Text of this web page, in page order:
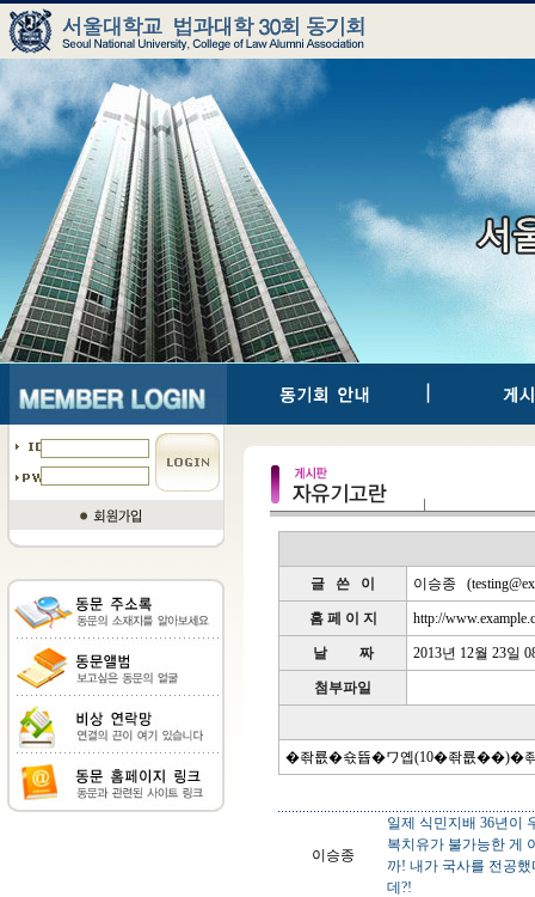
글 쓴 이 이승종 (
홈 페 이 지 http://
날 짜 2013년 12월 23일
첨부파일
�좎룞�쇿뜝�ワ옙(10�좎룞��)�
이승종
일제 식민지배 36년이
복치유가 불가능한 게
까! 내가 국사를 전공
데?!